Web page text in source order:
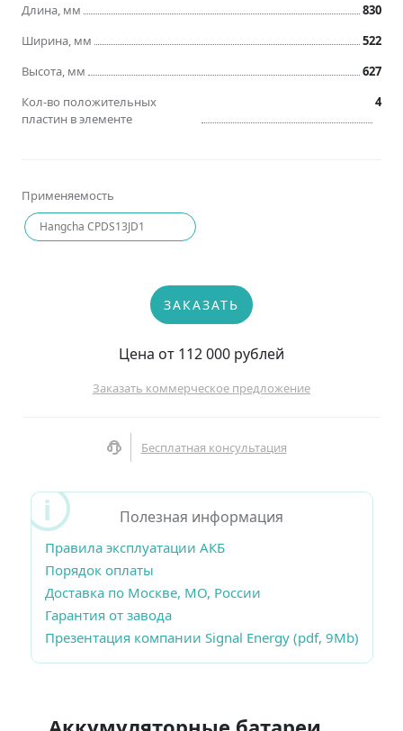
Длина, мм
830
Ширина, мм
522
Высота, мм
627
Применяемость
Hangcha CPDS13JD1
Кол-во положительных
пластин в элементе
4
ЗАКАЗАТЬ
Цена от 112 000 рублей
Заказать коммерческое предложение
Бесплатная консультация
Полезная информация
Правила эксплуатации АКБ
Порядок оплаты
Доставка по Москве, МО, России
Гарантия от завода
Презентация компании Signal Energy (pdf, 9Mb)